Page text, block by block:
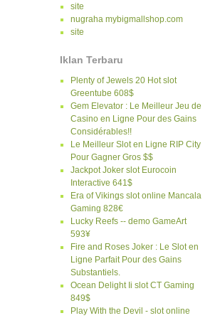
site
nugraha mybigmallshop.com
site
Iklan Terbaru
Plenty of Jewels 20 Hot slot
Greentube 608$
Gem Elevator : Le Meilleur Jeu de
Casino en Ligne Pour des Gains
Considérables!!
Le Meilleur Slot en Ligne RIP City
Pour Gagner Gros $$
Jackpot Joker slot Eurocoin
Interactive 641$
Era of Vikings slot online Mancala
Gaming 828€
Lucky Reefs -- demo GameArt
593¥
Fire and Roses Joker : Le Slot en
Ligne Parfait Pour des Gains
Substantiels.
Ocean Delight Ii slot CT Gaming
849$
Play With the Devil - slot online